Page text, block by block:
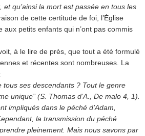
qu’ainsi la mort est passée en tous les
de cette certitude de foi, l’Église
petits enfants qui n’ont pas commis
à le lire de près, que tout a été formulé
et récentes sont nombreuses. La
tous ses descendants ? Tout le genre
unique” (S. Thomas d’A., De malo 4, 1).
impliqués dans le péché d’Adam,
la transmission du péché
pleinement. Mais nous savons par